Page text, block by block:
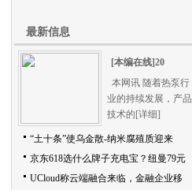
最新信息
[本编在线]20
本网讯 随着热泵行
业的持续发展，产品
技术的 [详细]
“土十条”使乌金散-纳米腐殖质迎来
京东618选什么牌子充电宝？纽曼79元
UCloud称云端融合来临，金融企业移